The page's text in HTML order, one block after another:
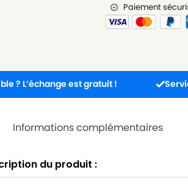
Paiement
est gratuit ! Service client
Informations complémentaires
du produit :